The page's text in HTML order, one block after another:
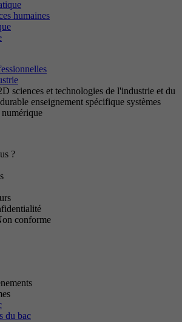
humaines
sciences et technologies de l'industrie et du
enseignement spécifique systèmes
?
conforme
du bac